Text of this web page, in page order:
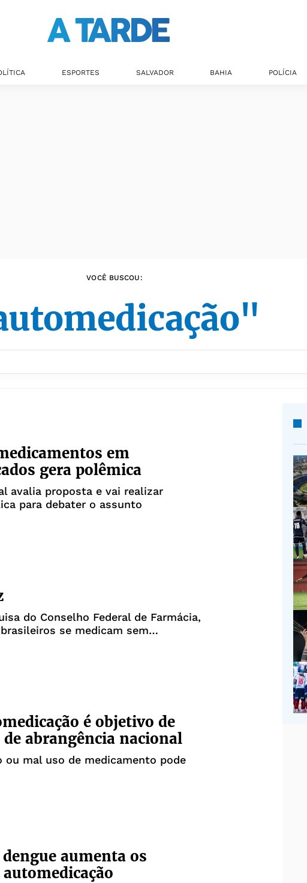
ESPORTES SALVADOR BAHIA POLÍCIA
VOCÊ BUSCOU:
em
gera polêmica
avalia proposta e vai realizar
para debater o assunto
do Conselho Federal de Farmácia,
se medicam sem
é objetivo de
abrangência nacional
ou mal uso de medicamento pode
aumenta os